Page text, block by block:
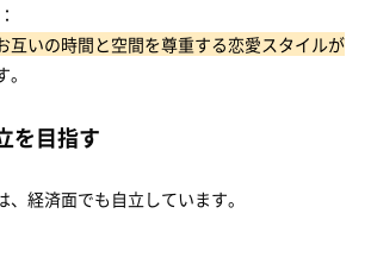
互いの時間と空間を尊重する恋愛スタイルが
を目指す
経済面でも自立しています。